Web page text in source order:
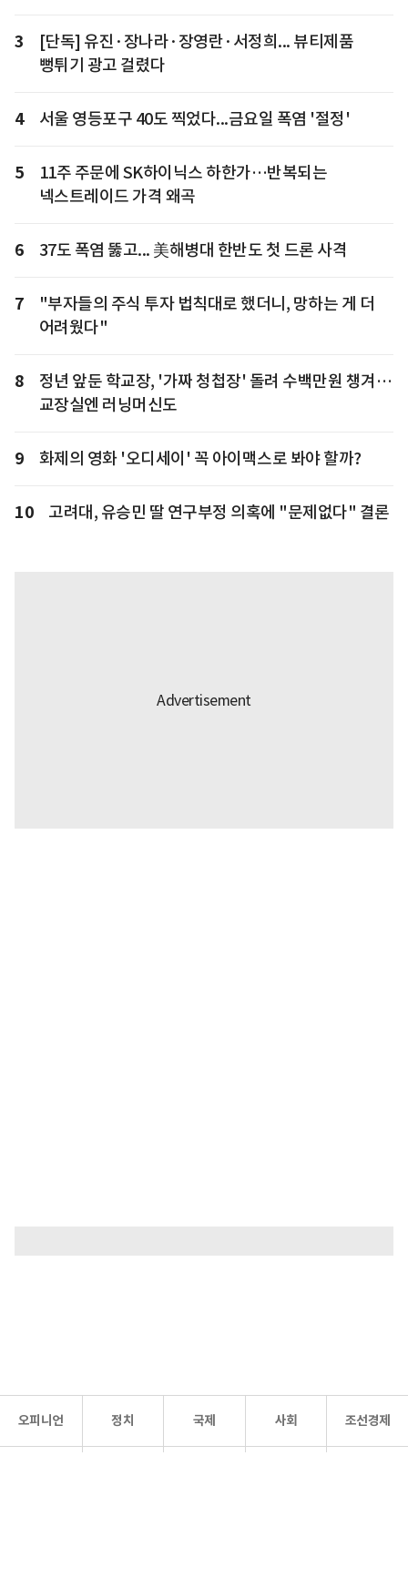
3
[단독] 유진·장나라·장영란·서정희... 뷰티제품
뻥튀기 광고 걸렸다
4 서울 영등포구 40도 찍었다...금요일 폭염 '절정'
5
11주 주문에 SK하이닉스 하한가…반복되는
넥스트레이드 가격 왜곡
6 37도 폭염 뚫고... 美해병대 한반도 첫 드론 사격
7
"부자들의 주식 투자 법칙대로 했더니, 망하는 게 더
어려웠다"
8
정년 앞둔 학교장, '가짜 청첩장' 돌려 수백만원 챙겨…
교장실엔 러닝머신도
9 화제의 영화 '오디세이' 꼭 아이맥스로 봐야 할까?
10 고려대, 유승민 딸 연구부정 의혹에 "문제없다" 결론
오피니언 정치 국제 사회 조선경제